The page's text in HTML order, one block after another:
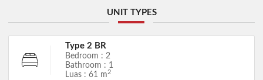
UNIT TYPES
Type 2 BR
Bedroom : 2
Bathroom : 1
Luas : 61 m2